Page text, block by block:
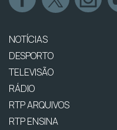
NOTÍCIAS
DESPORTO
TELEVISÃO
RÁDIO
RTP ARQUIVOS
RTP ENSINA